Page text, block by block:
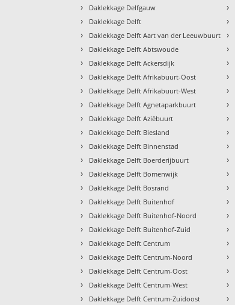
› Daklekkage Delfgauw
› Daklekkage Delft
› Daklekkage Delft Aart van der Leeuwbuurt
› Daklekkage Delft Abtswoude
› Daklekkage Delft Ackersdijk
› Daklekkage Delft Afrikabuurt-Oost
› Daklekkage Delft Afrikabuurt-West
› Daklekkage Delft Agnetaparkbuurt
› Daklekkage Delft Aziëbuurt
› Daklekkage Delft Biesland
› Daklekkage Delft Binnenstad
› Daklekkage Delft Boerderijbuurt
› Daklekkage Delft Bomenwijk
› Daklekkage Delft Bosrand
› Daklekkage Delft Buitenhof
› Daklekkage Delft Buitenhof-Noord
› Daklekkage Delft Buitenhof-Zuid
› Daklekkage Delft Centrum
› Daklekkage Delft Centrum-Noord
› Daklekkage Delft Centrum-Oost
› Daklekkage Delft Centrum-West
› Daklekkage Delft Centrum-Zuidoost
›
›
›
›
›
›
›
›
›
›
›
›
›
›
›
›
›
›
›
›
›
›